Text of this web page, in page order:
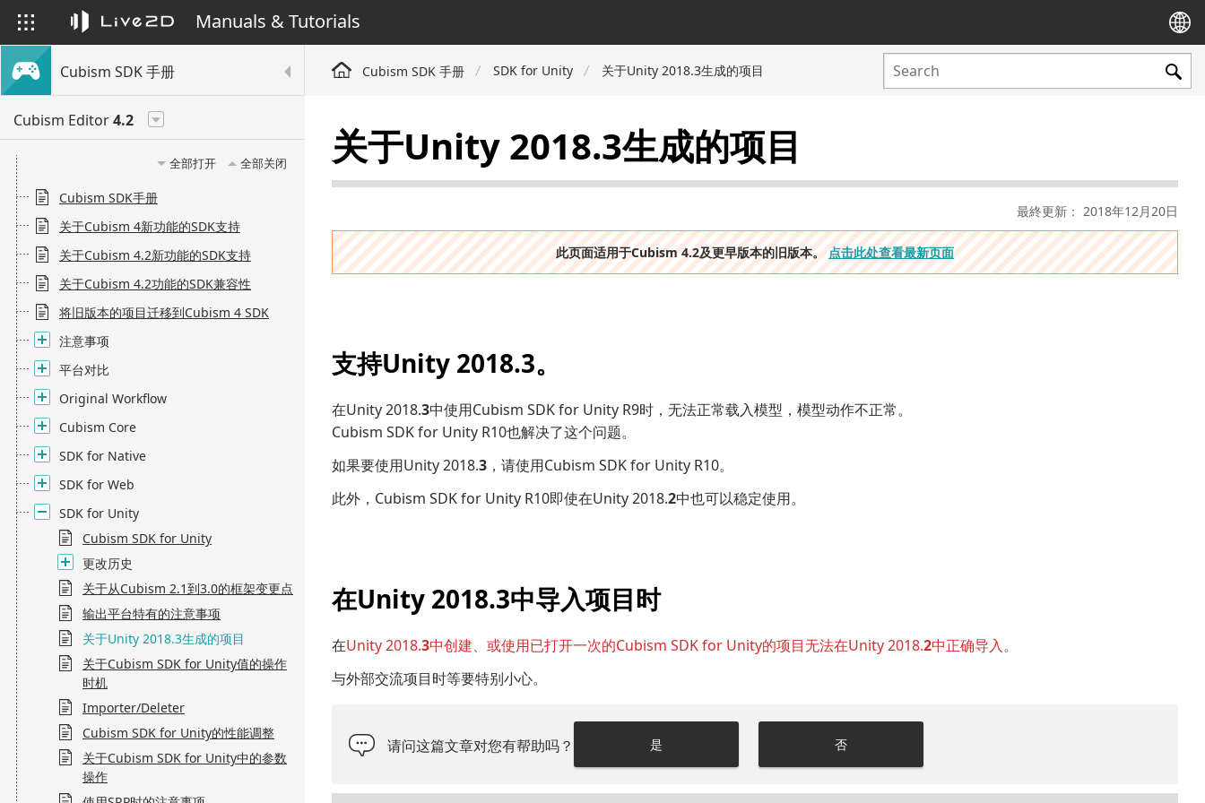
Manuals & Tutorials
Cubism SDK 手册
Cubism Editor4.2
全部打开 全部关闭
Cubism SDK手册
关于Cubism 4新功能的SDK支持
关于Cubism 4.2新功能的SDK支持
关于Cubism 4.2功能的SDK兼容性
将旧版本的项目迁移到Cubism 4 SDK
注意事项
平台对比
Original Workflow
Cubism Core
SDK for Native
SDK for Web
SDK for Unity
Cubism SDK for Unity
更改历史
关于从Cubism 2.1到3.0的框架变更点
输出平台特有的注意事项
关于Unity 2018.3生成的项目
关于Cubism SDK for Unity值的操作
时机
Importer/Deleter
Cubism SDK for Unity的性能调整
关于Cubism SDK for Unity中的参数
操作
Cubism SDK 手册 SDK for Unity 关于Unity 2018.3生成的项目
关于Unity 2018.3生成的项目
最終更新： 2018年12月20日
此页面适用于Cubism 4.2及更早版本的旧版本。点击此处查看最新页面
支持Unity 2018.3。
在Unity 2018.3中使用Cubism SDK for Unity R9时，无法正常载入模型，模型动作不正常。
Cubism SDK for Unity R10也解决了这个问题。
如果要使用Unity 2018.3 ，请使用Cubism SDK for Unity R10。
此外，Cubism SDK for Unity R10即使在Unity 2018.2中也可以稳定使用。
在Unity 2018.3中导入项目时
在Unity 2018.3中创建、或使用已打开一次的Cubism SDK for Unity的项目无法在Unity 2018.2中正确导入。
与外部交流项目时等要特别小心。
请问这篇文章对您有帮助吗？ 是 否